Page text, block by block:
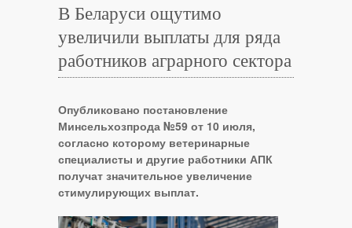
В Беларуси ощутимо
увеличили выплаты для ряда
работников аграрного сектора
Опубликовано постановление
Минсельхозпрода №59 от 10 июля,
согласно которому ветеринарные
специалисты и другие работники АПК
получат значительное увеличение
стимулирующих выплат.